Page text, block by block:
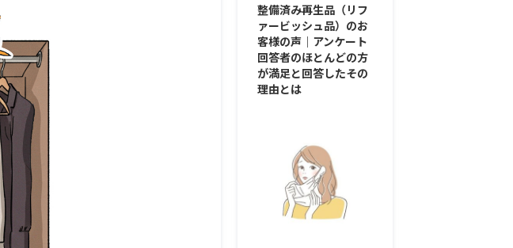
整備済み再生品（リフ
ァービッシュ品）のお
客様の声｜アンケート
回答者のほとんどの方
が満足と回答したその
理由とは